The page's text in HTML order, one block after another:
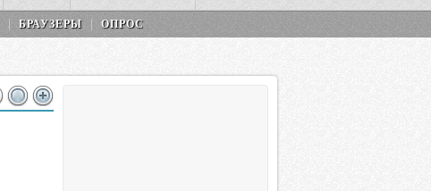
БРАУЗЕРЫ ОПРОС